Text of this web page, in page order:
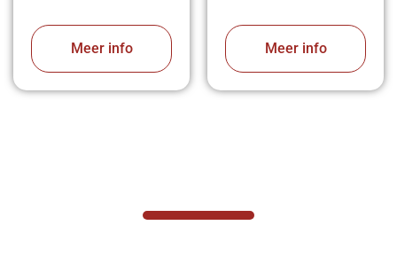
Meer info Meer info